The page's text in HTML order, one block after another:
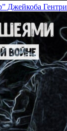
Джейкоба Гентри